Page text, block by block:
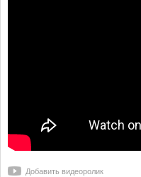
Добавить видеоролик